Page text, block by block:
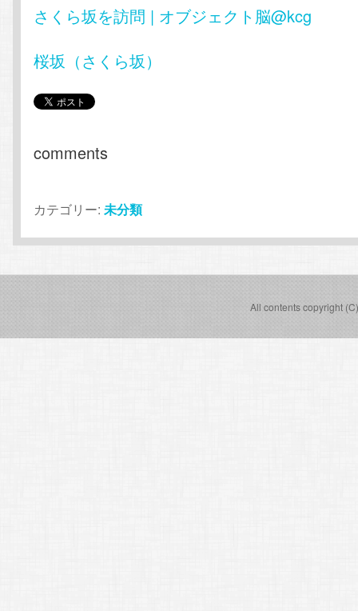
さくら坂を訪問 | オブジェクト脳@kcg
桜坂（さくら坂）
comments
カテゴリー: 未分類
All contents copyright